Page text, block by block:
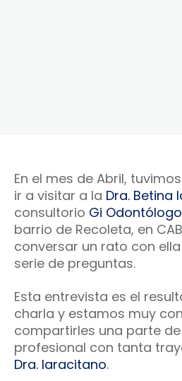
En el mes de Abril,
ir a visitar a la Dra. Betina
consultorio Gi
barrio de Recoleta, en
conversar un rato con
serie de preguntas.
Esta entrevista es el
charla y estamos muy
compartirles una parte
profesional con tanta
Dra. Iaracitano.